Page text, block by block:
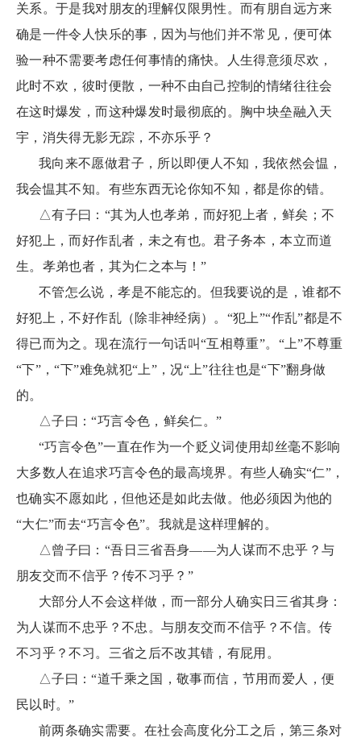
关系。于是我对朋友的理解仅限男性。而有朋自远方来
确是一件令人快乐的事，因为与他们并不常见，便可体
验一种不需要考虑任何事情的痛快。人生得意须尽欢，
此时不欢，彼时便散，一种不由自己控制的情绪往往会
在这时爆发，而这种爆发时最彻底的。胸中块垒融入天
宇，消失得无影无踪，不亦乐乎？
我向来不愿做君子，所以即便人不知，我依然会愠，
我会愠其不知。有些东西无论你知不知，都是你的错。
△有子曰：“其为人也孝弟，而好犯上者，鲜矣；不
好犯上，而好作乱者，未之有也。君子务本，本立而道
生。孝弟也者，其为仁之本与！”
不管怎么说，孝是不能忘的。但我要说的是，谁都不
好犯上，不好作乱（除非神经病）。“犯上”“作乱”都是不
得已而为之。现在流行一句话叫“互相尊重”。“上”不尊重
“下”，“下”难免就犯“上”，况“上”往往也是“下”翻身做
的。
△子曰：“巧言令色，鲜矣仁。”
“巧言令色”一直在作为一个贬义词使用却丝毫不影响
大多数人在追求巧言令色的最高境界。有些人确实“仁”，
也确实不愿如此，但他还是如此去做。他必须因为他的
“大仁”而去“巧言令色”。我就是这样理解的。
△曾子曰：“吾日三省吾身——为人谋而不忠乎？与
朋友交而不信乎？传不习乎？”
大部分人不会这样做，而一部分人确实日三省其身：
为人谋而不忠乎？不忠。与朋友交而不信乎？不信。传
不习乎？不习。三省之后不改其错，有屁用。
△子曰：“道千乘之国，敬事而信，节用而爱人，便
民以时。”
前两条确实需要。在社会高度化分工之后，第三条对